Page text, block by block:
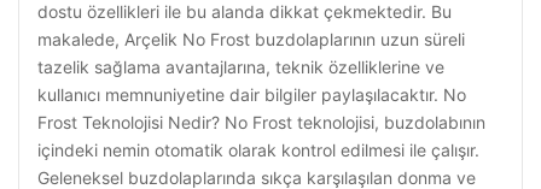
dostu özellikleri ile bu alanda dikkat çekmektedir. Bu
makalede, Arçelik No Frost buzdolaplarının uzun süreli
tazelik sağlama avantajlarına, teknik özelliklerine ve
kullanıcı memnuniyetine dair bilgiler paylaşılacaktır. No
Frost Teknolojisi Nedir? No Frost teknolojisi, buzdolabının
içindeki nemin otomatik olarak kontrol edilmesi ile çalışır.
Geleneksel buzdolaplarında sıkça karşılaşılan donma ve